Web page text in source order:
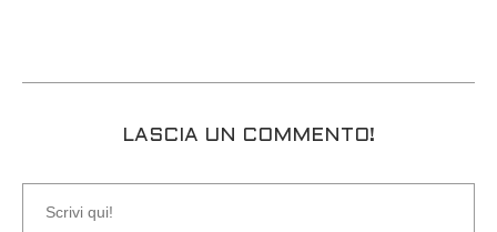
LASCIA UN COMMENTO!